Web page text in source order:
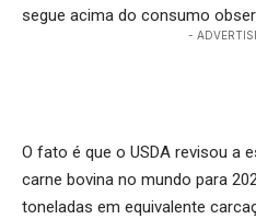
segue acima do consumo
-
O fato é que o USDA revisou a
carne bovina no mundo para
toneladas em equivalente